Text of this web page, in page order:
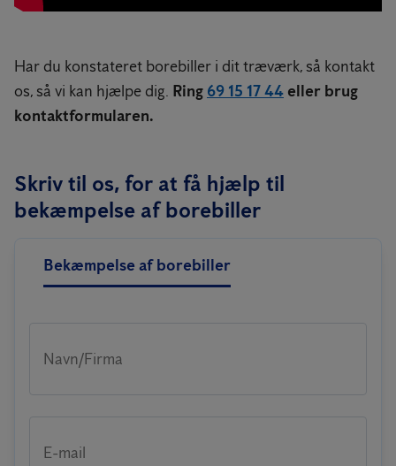
Har du konstateret borebiller i dit træværk, så kontakt
os, så vi kan hjælpe dig. Ring 69 15 17 44 eller brug
kontaktformularen.
Skriv til os, for at få hjælp til
bekæmpelse af borebiller
Bekæmpelse af borebiller
Navn/Firma
E-mail